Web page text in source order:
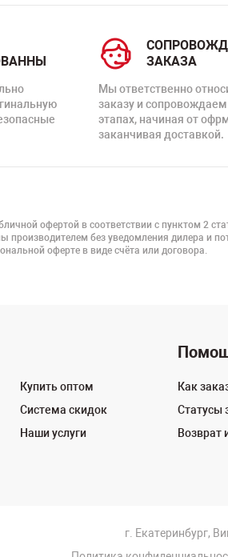
ЗАКАЗА
Мы ответственно
заказу и сопровождаем
этапах, начиная от
заканчивая доставкой.
офертой в соответствии с пунктом 2
без уведомления дилера и
оферте в виде счёта или договора.
Купить оптом
Система скидок
Наши услуги
Как
Статусы
Возврат
г. Екатеринбург,